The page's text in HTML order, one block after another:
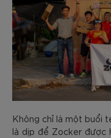
Không chỉ là một buổi
là dịp để Zocker được